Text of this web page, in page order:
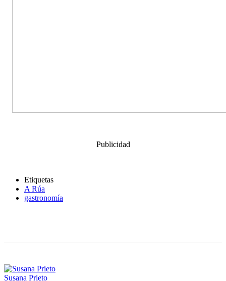
Publicidad
Etiquetas
A Rúa
gastronomía
Susana Prieto